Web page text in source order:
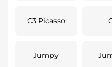
C3 Picasso
Jumpy